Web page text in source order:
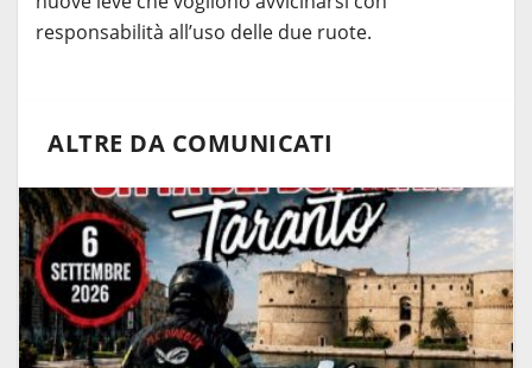
responsabilità all’uso delle due ruote.
ALTRE DA COMUNICATI